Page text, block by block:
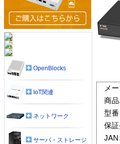
メ
商品
型番
保
JAN
OpenBlocks
IoT関連
ネットワーク
サーバ・ストレージ